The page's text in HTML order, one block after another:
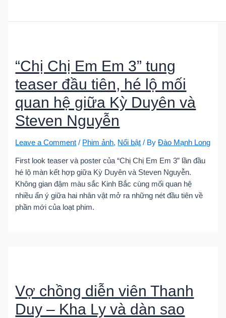
“Chị Chị Em Em 3” tung
teaser đầu tiên, hé lộ mối
quan hệ giữa Kỳ Duyên và
Steven Nguyễn
Leave a Comment / Phim ảnh, Nổi bật / ByĐào Mạnh Long
First look teaser và poster của “Chị Chị Em Em 3” lần đầu
hé lộ màn kết hợp giữa Kỳ Duyên và Steven Nguyễn.
Không gian đậm màu sắc Kinh Bắc cùng mối quan hệ
nhiều ẩn ý giữa hai nhân vật mở ra những nét đầu tiên về
phần mới của loạt phim.
Vợ chồng diễn viên Thanh
Duy – Kha Ly và dàn sao